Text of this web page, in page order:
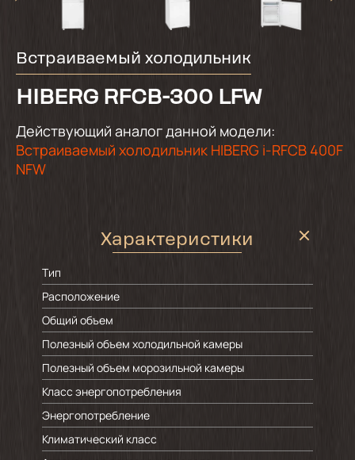
Встраиваемый холодильник
HIBERG RFCB-300 LFW
Действующий аналог данной модели:
Встраиваемый холодильник HIBERG i-RFCB 400F
NFW
Характеристики
Тип
Расположение
Общий объем
Полезный объем холодильной камеры
Полезный объем морозильной камеры
Класс энергопотребления
Энергопотребление
Климатический класс